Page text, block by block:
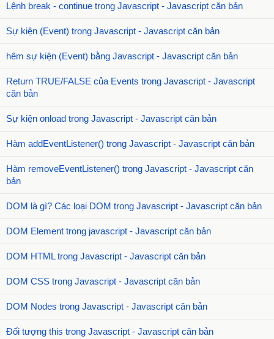
Lệnh break - continue trong Javascript - Javascript căn bản
Sự kiện (Event) trong Javascript - Javascript căn bản
hêm sự kiện (Event) bằng Javascript - Javascript căn bản
Return TRUE/FALSE của Events trong Javascript - Javascript
căn bản
Sự kiện onload trong Javascript - Javascript căn bản
Hàm addEventListener() trong Javascript - Javascript căn bản
Hàm removeEventListener() trong Javascript - Javascript căn
bản
DOM là gì? Các loại DOM trong Javascript - Javascript căn bản
DOM Element trong javascript - Javascript căn bản
DOM HTML trong Javascript - Javascript căn bản
DOM CSS trong Javascript - Javascript căn bản
DOM Nodes trong Javascript - Javascript căn bản
Đối tượng this trong Javascript - Javascript căn bản